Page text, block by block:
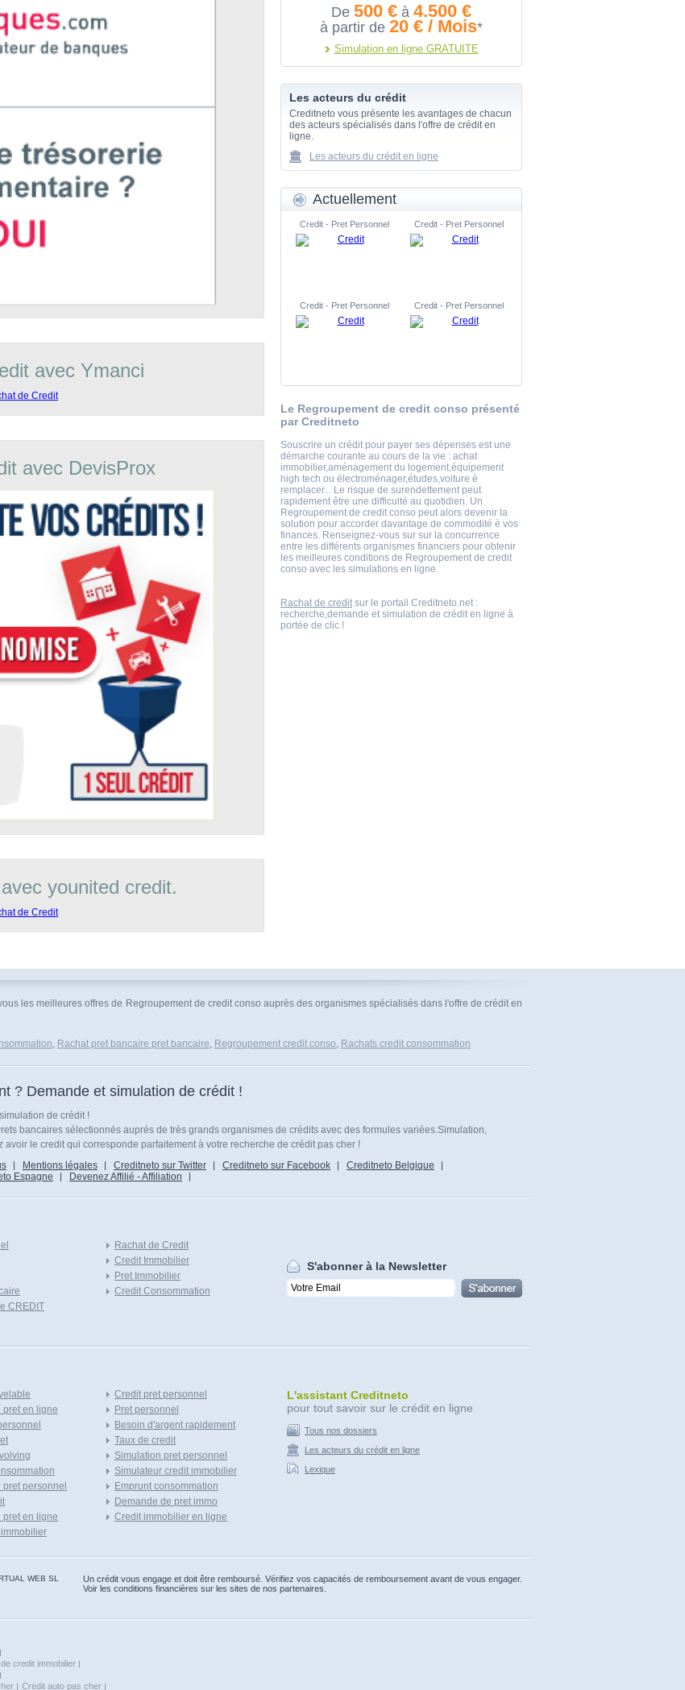
avec Ymanci
avec DevisProx
younited credit.
De 500 € à 4.500 €
à partir de 20 € / Mois*
Simulation en ligne GRATUITE
Les acteurs du crédit
Creditneto vous présente les avantages de chacun
des acteurs spécialisés dans l'offre de crédit en
ligne.
Les acteurs du crédit en ligne
Actuellement
Credit - Pret Personnel Credit - Pret Personnel
Credit - Pret Personnel Credit - Pret Personnel
Le Regroupement de credit conso présenté
par Creditneto
Souscrire un crédit pour payer ses dépenses est une
démarche courante au cours de la vie : achat
immobilier,aménagement du logement,équipement
high tech ou électroménager,études,voiture è
remplacer... Le risque de surendettement peut
rapidement être une difficulté au quotidien. Un
Regroupement de credit conso peut alors devenir la
solution pour accorder davantage de commodité è vos
finances. Renseignez-vous sur sur la concurrence
entre les différents organismes financiers pour obtenir
les meilleures conditions de Regroupement de credit
conso avec les simulations en ligne.
Rachat de creditsur le portail Creditneto.net :
recherche,demande et simulation de crédit en ligne à
portée de clic !
les meilleures offres de Regroupement de credit conso auprès des organismes spécialisés dans l'offre de crédit en
, Rachat pret bancaire pret bancaire, Regroupement credit conso, Rachats credit consommation
? Demande et simulation de crédit !
de crédit !
bancaires sélectionnés auprés de très grands organismes de crédits avec des formules variées.Simulation,
le credit qui corresponde parfaitement à votre recherche de crédit pas cher !
Mentions légales Creditneto sur Twitter Creditneto sur Facebook
Creditneto Belgique
Espagne Devenez Affilié - Affiliation
CREDIT
Rachat de Credit
Credit Immobilier
Pret Immobilier
Credit Consommation
S'abonner à la Newsletter
pret en ligne
personnel
pret en ligne
Credit pret personnel
Pret personnel
Besoin d'argent rapidement
Taux de credit
Simulation pret personnel
Simulateur credit immobilier
Emprunt consommation
Demande de pret immo
Credit immobilier en ligne
L'assistant Creditneto
pour tout savoir sur le crédit en ligne
Tous nos dossiers
Les acteurs du crédit en ligne
Lexique
WEB SL
Un crédit vous engage et doit être remboursé. Vérifiez vos capacités de remboursement avant de vous engager.
Voir les conditions financières sur les sites de nos partenaires.
credit immobilier
Credit auto pas cher